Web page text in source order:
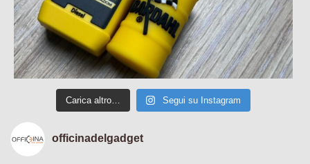
Carica altro… Segui su Instagram
officinadelgadget